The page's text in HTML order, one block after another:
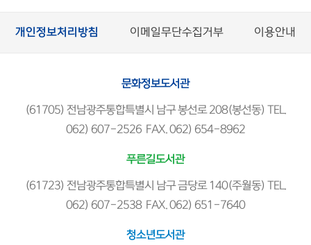
개인정보처리방침 이메일무단수집거부 이용안내
문화정보도서관
(61705) 전남광주통합특별시 남구 봉선로 208(봉선동) TEL.
062) 607-2526 FAX. 062) 654-8962
푸른길도서관
(61723) 전남광주통합특별시 남구 금당로 140(주월동) TEL.
062) 607-2538 FAX. 062) 651-7640
청소년도서관